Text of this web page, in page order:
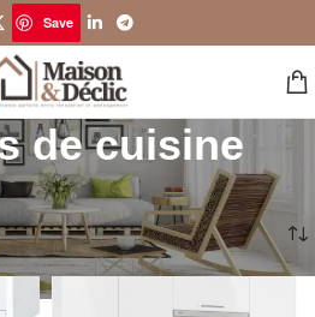
Save
de cuisine
8 résultats affichés